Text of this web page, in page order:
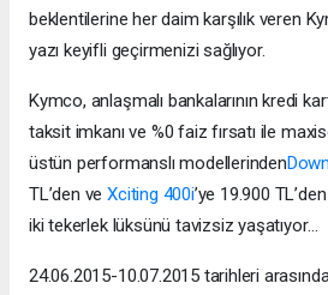
beklentilerine her daim karşılık veren
yazı keyifli geçirmenizi sağlıyor.
Kymco, anlaşmalı bankalarının kredi
taksit imkanı ve %0 faiz fırsatı ile
üstün performanslı modellerinden
TL’den veXciting 400i’ye 19.900
iki tekerlek lüksünü tavizsiz yaşatıyor…
24.06.2015-10.07.2015 tarihleri